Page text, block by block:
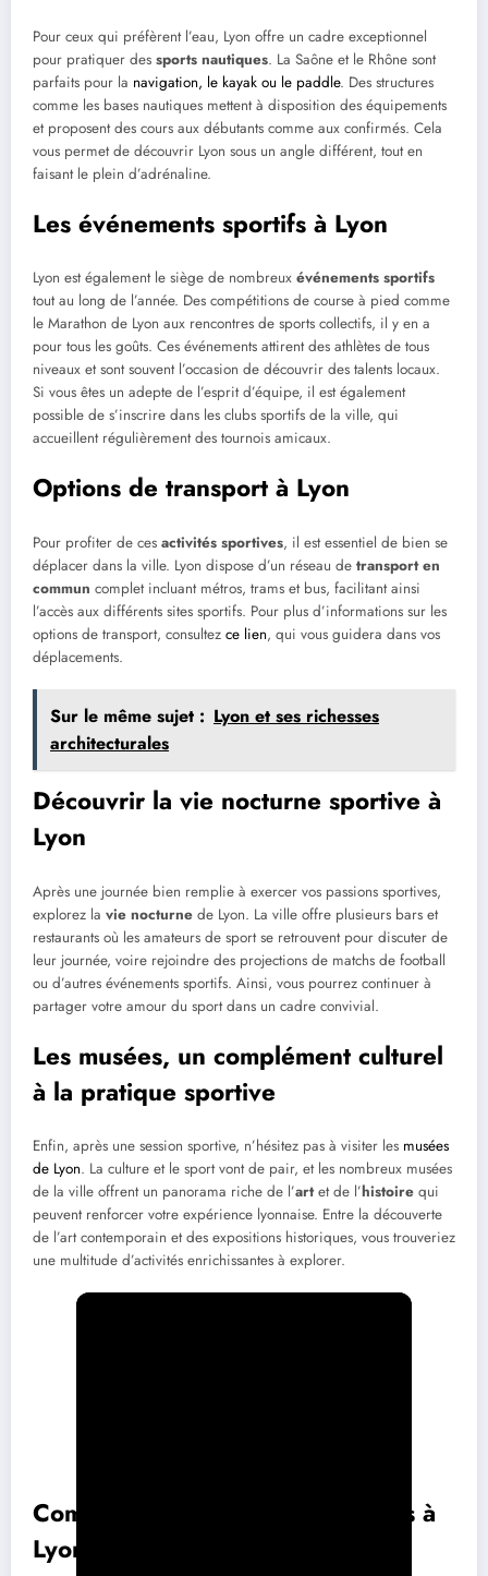
Pour ceux qui préfèrent l’eau, Lyon offre un cadre exceptionnel
pour pratiquer des sports nautiques. La Saône et le Rhône sont
parfaits pour la navigation, le kayak ou le paddle. Des structures
comme les bases nautiques mettent à disposition des équipements
et proposent des cours aux débutants comme aux confirmés. Cela
vous permet de découvrir Lyon sous un angle différent, tout en
faisant le plein d’adrénaline.
Les événements sportifs à Lyon
Lyon est également le siège de nombreux événements sportifs
tout au long de l’année. Des compétitions de course à pied comme
le Marathon de Lyon aux rencontres de sports collectifs, il y en a
pour tous les goûts. Ces événements attirent des athlètes de tous
niveaux et sont souvent l’occasion de découvrir des talents locaux.
Si vous êtes un adepte de l’esprit d’équipe, il est également
possible de s’inscrire dans les clubs sportifs de la ville, qui
accueillent régulièrement des tournois amicaux.
Options de transport à Lyon
Pour profiter de ces activités sportives, il est essentiel de bien se
déplacer dans la ville. Lyon dispose d’un réseau de transport en
commun complet incluant métros, trams et bus, facilitant ainsi
l’accès aux différents sites sportifs. Pour plus d’informations sur les
options de transport, consultez ce lien, qui vous guidera dans vos
déplacements.
Sur le même sujet : Lyon et ses richesses
architecturales
Découvrir la vie nocturne sportive à
Lyon
Après une journée bien remplie à exercer vos passions sportives,
explorez la vie nocturne de Lyon. La ville offre plusieurs bars et
restaurants où les amateurs de sport se retrouvent pour discuter de
leur journée, voire rejoindre des projections de matchs de football
ou d’autres événements sportifs. Ainsi, vous pourrez continuer à
partager votre amour du sport dans un cadre convivial.
Les musées, un complément culturel
à la pratique sportive
Enfin, après une session sportive, n’hésitez pas à visiter les musées
de Lyon. La culture et le sport vont de pair, et les nombreux musées
de la ville offrent un panorama riche de l’artet de l’histoire qui
peuvent renforcer votre expérience lyonnaise. Entre la découverte
de l’art contemporain et des expositions historiques, vous trouveriez
une multitude d’activités enrichissantes à explorer.
Comparatif des activités sportives à
Lyon